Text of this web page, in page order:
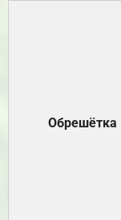
Обрешётка